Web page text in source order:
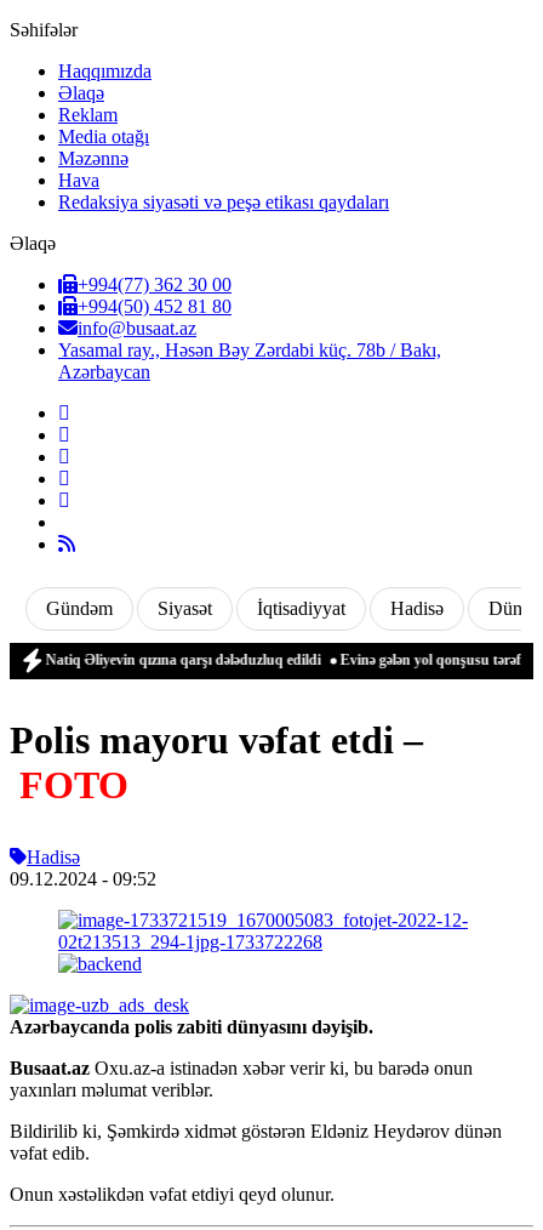
Səhifələr
Haqqımızda
Əlaqə
Reklam
Media otağı
Məzənnə
Hava
Redaksiya siyasəti və peşə etikası qaydaları
Əlaqə
+994(77) 362 30 00
+994(50) 452 81 80
info@busaat.az
Yasamal ray., Həsən Bəy Zərdabi küç. 78b / Bakı,
Azərbaycan
Gündəm Siyasət İqtisadiyyat Hadisə Dünya
Əliyevin qızına qarşı dələduzluq edildi Evinə gələn yol qonşusu tərəfindən
Polis mayoru vəfat etdi –
FOTO
Hadisə
09.12.2024 - 09:52
Azərbaycanda polis zabiti dünyasını dəyişib.
Busaat.az Oxu.az-a istinadən xəbər verir ki, bu barədə onun
yaxınları məlumat veriblər.
Bildirilib ki, Şəmkirdə xidmət göstərən Eldəniz Heydərov dünən
vəfat edib.
Onun xəstəlikdən vəfat etdiyi qeyd olunur.